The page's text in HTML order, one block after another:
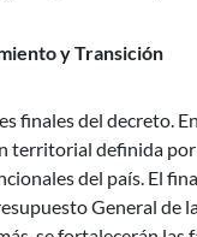
y Transición
finales del decreto.
territorial definida
del país. El
General de